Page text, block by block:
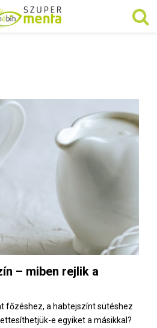
– miben rejlik a
főzéshez, a habtejszínt sütéshez
e egyiket a másikkal?